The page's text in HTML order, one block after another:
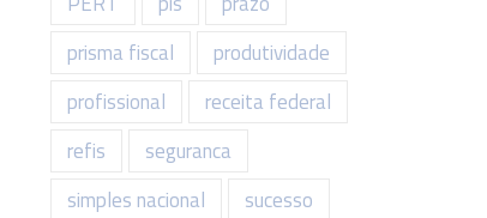
prisma fiscal
produtividade
profissional
receita federal
refis
seguranca
simples nacional
sucesso